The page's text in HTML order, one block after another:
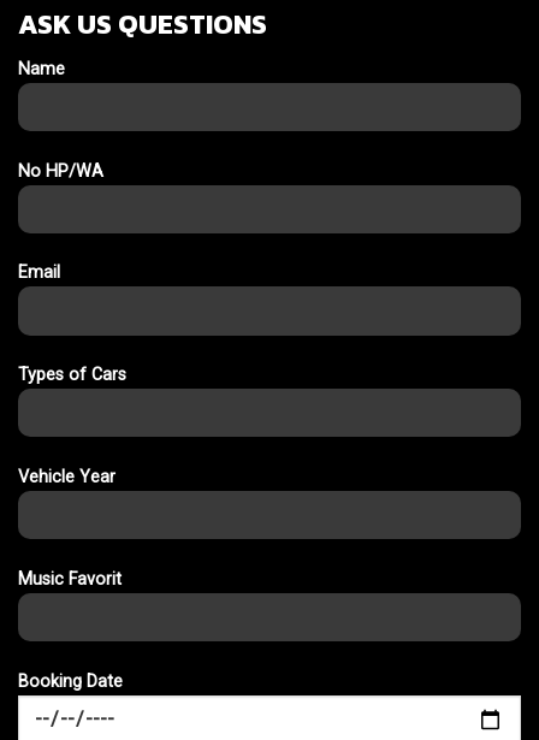
ASK US QUESTIONS
Name
No HP/WA
Email
Types of Cars
Vehicle Year
Music Favorit
Booking Date